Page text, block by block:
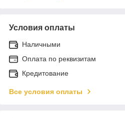
Условия оплаты
Наличными
Оплата по реквизитам
Кредитование
Все условия оплаты